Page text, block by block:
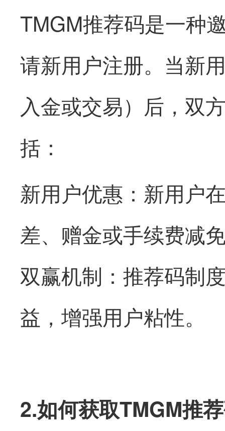
TMGM推荐码是一种
请新用户注册。当新
入金或交易）后，双
括：
新用户优惠：新用户
差、赠金或手续费减
双赢机制：推荐码制
益，增强用户粘性。
2.如何获取TMGM推